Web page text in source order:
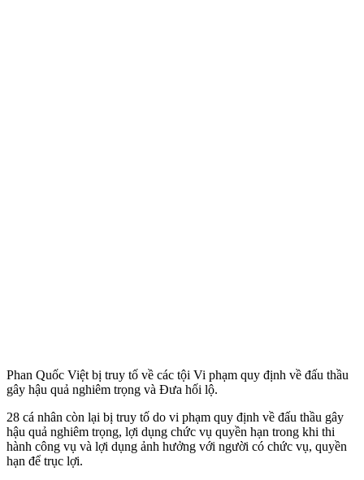
Phan Quốc Việt bị truy tố về các tội Vi phạm quy định về đấu thầu
gây hậu quả nghiêm trọng và Đưa hối lộ.
28 cá nhân còn lại bị truy tố do vi phạm quy định về đấu thầu gây
hậu quả nghiêm trọng, lợi dụng chức vụ quyền hạn trong khi thi
hành công vụ và lợi dụng ảnh hưởng với người có chức vụ, quyền
hạn để trục lợi.